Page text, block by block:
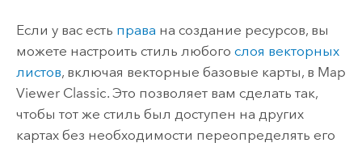
Если у вас есть права на создание ресурсов, вы
можете настроить стиль любого слоя векторных
листов, включая векторные базовые карты, в Map
Viewer Classic.Это позволяет вам сделать так,
чтобы тот же стиль был доступен на других
картах без необходимости переопределять его